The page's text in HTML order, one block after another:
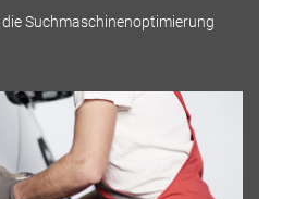
die Suchmaschinenoptimierung